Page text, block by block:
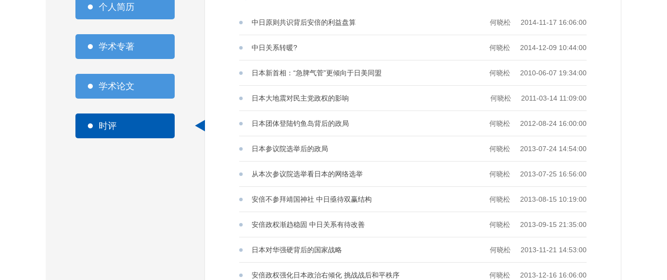
个人简历
学术专著
学术论文
时评
2014-11-17 16:06:00
何晓松
中日原则共识背后安倍的利益盘算
2014-12-09 10:44:00
何晓松
中日关系转暖?
2010-06-07 19:34:00
何晓松
日本新首相：“急脾气菅”更倾向于日美同盟
2011-03-14 11:09:00
何晓松
日本大地震对民主党政权的影响
2012-08-24 16:00:00
何晓松
日本团体登陆钓鱼岛背后的政局
2013-07-24 14:54:00
何晓松
日本参议院选举后的政局
2013-07-25 16:56:00
何晓松
从本次参议院选举看日本的网络选举
2013-08-15 10:19:00
何晓松
安倍不参拜靖国神社 中日亟待双赢结构
2013-09-15 21:35:00
何晓松
安倍政权渐趋稳固 中日关系有待改善
2013-11-21 14:53:00
何晓松
日本对华强硬背后的国家战略
2013-12-16 16:06:00
何晓松
安倍政权强化日本政治右倾化 挑战战后和平秩序